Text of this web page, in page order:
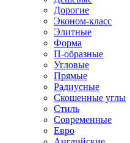
Дорогие
Эконом-класс
Элитные
Форма
П-образные
Угловые
Прямые
Радиусные
Скошенные углы
Стиль
Современные
Евро